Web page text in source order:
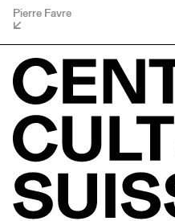
Pierre Favre